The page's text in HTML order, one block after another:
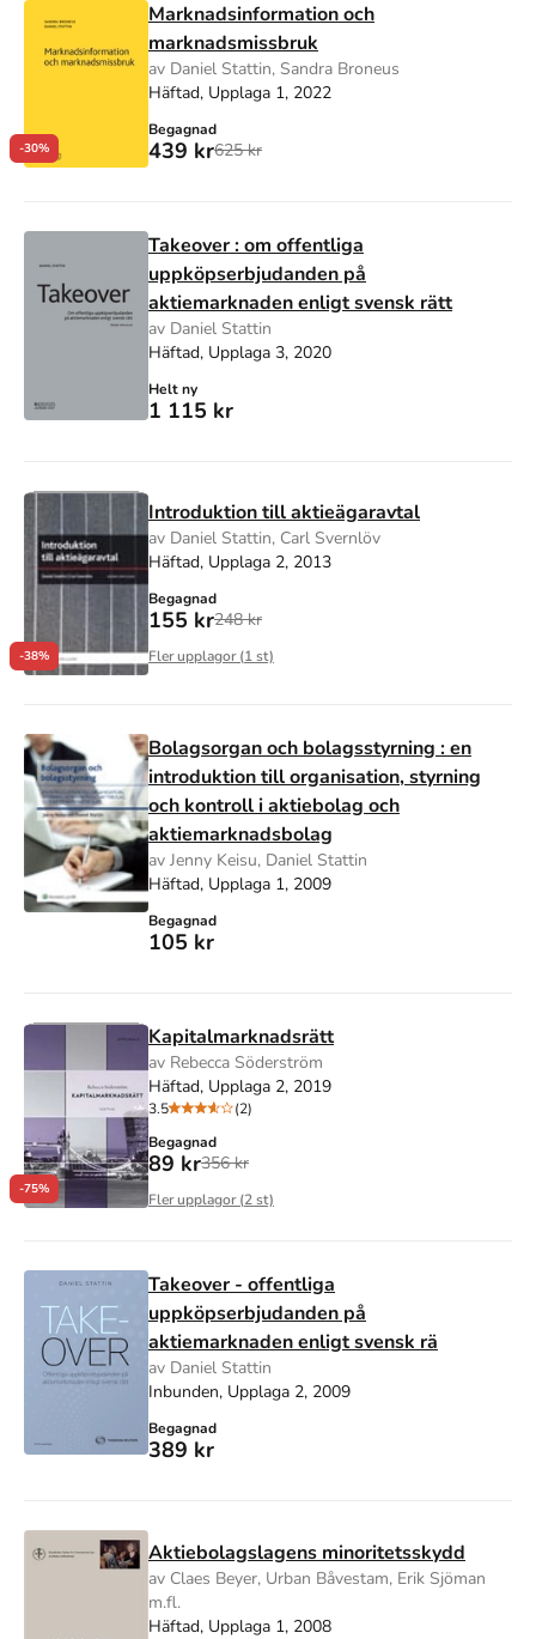
-30%
Marknadsinformation och
marknadsmissbruk
av Daniel Stattin, Sandra Broneus
Häftad, Upplaga 1, 2022
Begagnad
439 kr625 kr
Takeover : om offentliga
uppköpserbjudanden på
aktiemarknaden enligt svensk rätt
av Daniel Stattin
Häftad, Upplaga 3, 2020
Helt ny
1 115 kr
-38%
Introduktion till aktieägaravtal
av Daniel Stattin, Carl Svernlöv
Häftad, Upplaga 2, 2013
Begagnad
155 kr248 kr
Fler upplagor (1st)
Bolagsorgan och bolagsstyrning : en
introduktion till organisation, styrning
och kontroll i aktiebolag och
aktiemarknadsbolag
av Jenny Keisu, Daniel Stattin
Häftad, Upplaga 1, 2009
Begagnad
105 kr
-75%
Kapitalmarknadsrätt
av Rebecca Söderström
Häftad, Upplaga 2, 2019
3.5
(2)
Begagnad
89 kr356 kr
Fler upplagor (2st)
Takeover - offentliga
uppköpserbjudanden på
aktiemarknaden enligt svensk rä
av Daniel Stattin
Inbunden, Upplaga 2, 2009
Begagnad
389 kr
Aktiebolagslagens minoritetsskydd
av Claes Beyer, Urban Båvestam, Erik Sjöman
m.fl.
Häftad, Upplaga 1, 2008